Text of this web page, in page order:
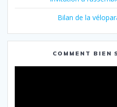
Bilan de la
COMMENT BIEN